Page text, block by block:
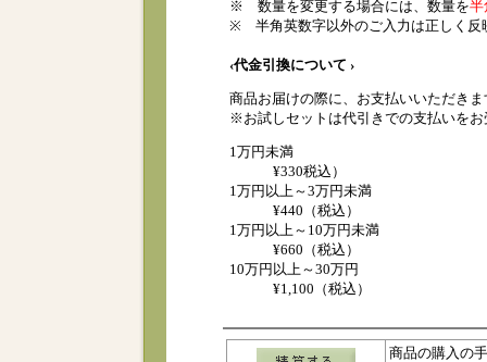
※ 数量を変更する場合には、数量を半
※ 半角英数字以外のご入力は正しく反
‹代金引換について ›
商品お届けの際に、お支払いいただき
※お試しセットは代引きでの支払いを
1万円未満
¥330税込）
1万円以上～3万円未満
¥440（税込）
1万円以上～10万円未満
¥660（税込）
10万円以上～30万円
¥1,100（税込）
商品の購入の